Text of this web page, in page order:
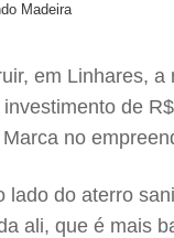
Madeira
em Linhares,
de
no
do aterro
ali, que é mais